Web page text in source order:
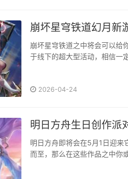
崩坏星穹铁道幻月新
崩坏星穹铁道之中将会可以给
于线下的超大型活动，相信一
2026-04-24
明日方舟生日创作派
明日方舟即将会在5月1日迎来
而至，那么在这些作品之中你